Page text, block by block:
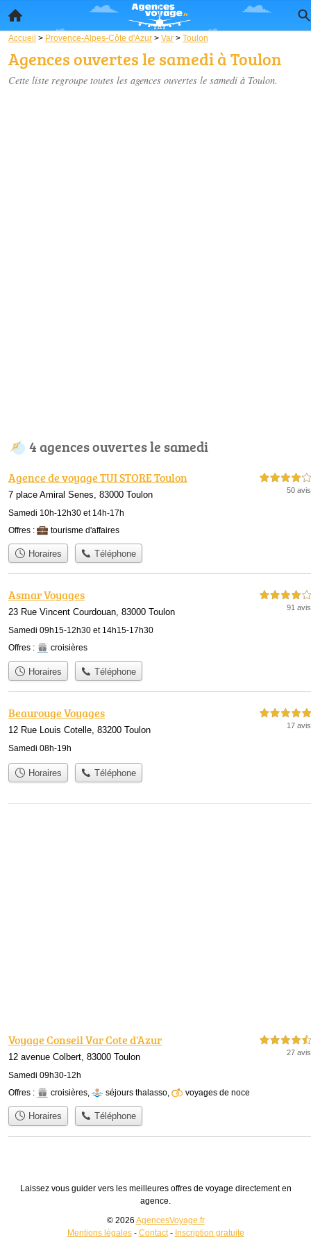
Accueil > Provence-Alpes-Côte d'Azur > Var > Toulon
Agences ouvertes le samedi à Toulon
Cette liste regroupe toutes les agences ouvertes le samedi à Toulon.
4 agences ouvertes le samedi
Agence de voyage TUI STORE Toulon
7 place Amiral Senes, 83000 Toulon
Samedi 10h-12h30 et 14h-17h
4,0 étoiles sur 5
50 avis
Offres : tourisme d'affaires
Horaires Téléphone
Asmar Voyages
23 Rue Vincent Courdouan, 83000 Toulon
Samedi 09h15-12h30 et 14h15-17h30
4,0 étoiles sur 5
91 avis
Offres : croisières
Horaires Téléphone
Beaurouge Voyages
12 Rue Louis Cotelle, 83200 Toulon
Samedi 08h-19h
5,0 étoiles sur 5
17 avis
Horaires Téléphone
Voyage Conseil Var Cote d'Azur
12 avenue Colbert, 83000 Toulon
Samedi 09h30-12h
4,5 étoiles sur 5
27 avis
Offres : croisières, séjours thalasso, voyages de noce
Horaires Téléphone
Laissez vous guider vers les meilleures offres de voyage directement en
agence.
© 2026 AgencesVoyage.fr
Mentions légales- Contact- Inscription gratuite